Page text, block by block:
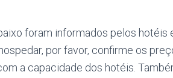
foram informados pelos hotéis
por favor, confirme os
a capacidade dos hotéis.